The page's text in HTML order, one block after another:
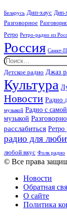
Беларусь Дип-хаус Дип-
Разговорное
Ретро Ретро-радио из
Россия Санкт-
Найти:
Детское радио Джаз
Культура
Новости Радио
музыкой Радио с
музыкой
расслабиться Ретро
радио для
любой вкус Фолк радио
© Все права
Новости
Обратная
О сайте
Политика